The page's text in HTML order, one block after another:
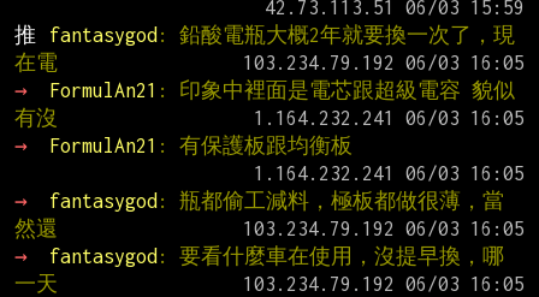
推
fantasygod : 鉛酸電瓶大概2年就要換一次了，現
在電
→
FormulAn21 : 印象中裡面是電芯跟超級電容 貌似
有沒
→
FormulAn21 : 有保護板跟均衡板
→
fantasygod : 瓶都偷工減料，極板都做很薄，當
然還
→
fantasygod : 要看什麼車在使用，沒提早換，哪
一天